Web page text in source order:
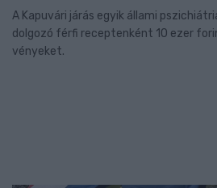
A Kapuvári járás egyik állami
dolgozó férfi receptenként 10 ezer
vényeket.